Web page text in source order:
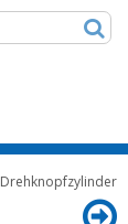
Drehknopfzylinder